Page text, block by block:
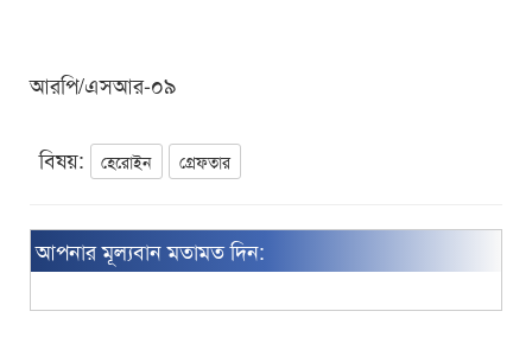
আরপি/এসআর-০৯
বিষয়: হেরোইন গ্রেফতার
আপনার মূল্যবান মতামত দিন: